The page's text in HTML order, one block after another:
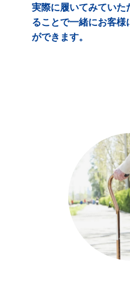
実際に履いてみてい
ることで一緒にお客様
ができます。